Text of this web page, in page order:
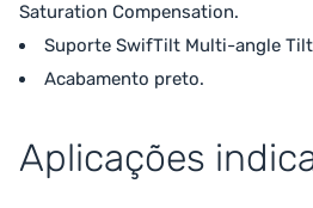
Saturation Compensation.
Suporte SwifTilt Multi-angle
Acabamento preto.
Aplicações